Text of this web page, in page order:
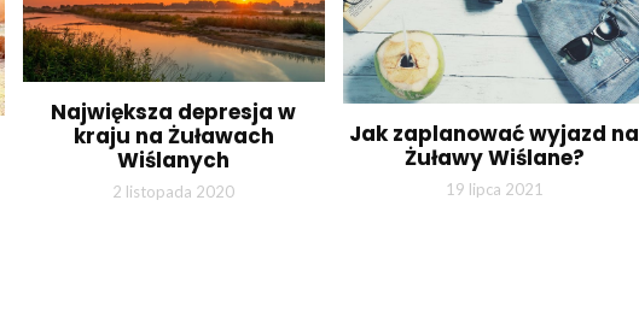
Największa depresja w
kraju na Żuławach
Wiślanych
2 listopada 2020
Jak zaplanować wyjazd na
Żuławy Wiślane?
19 lipca 2021